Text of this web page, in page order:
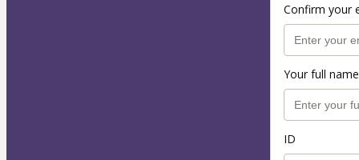
Confirm your
Your full name
ID